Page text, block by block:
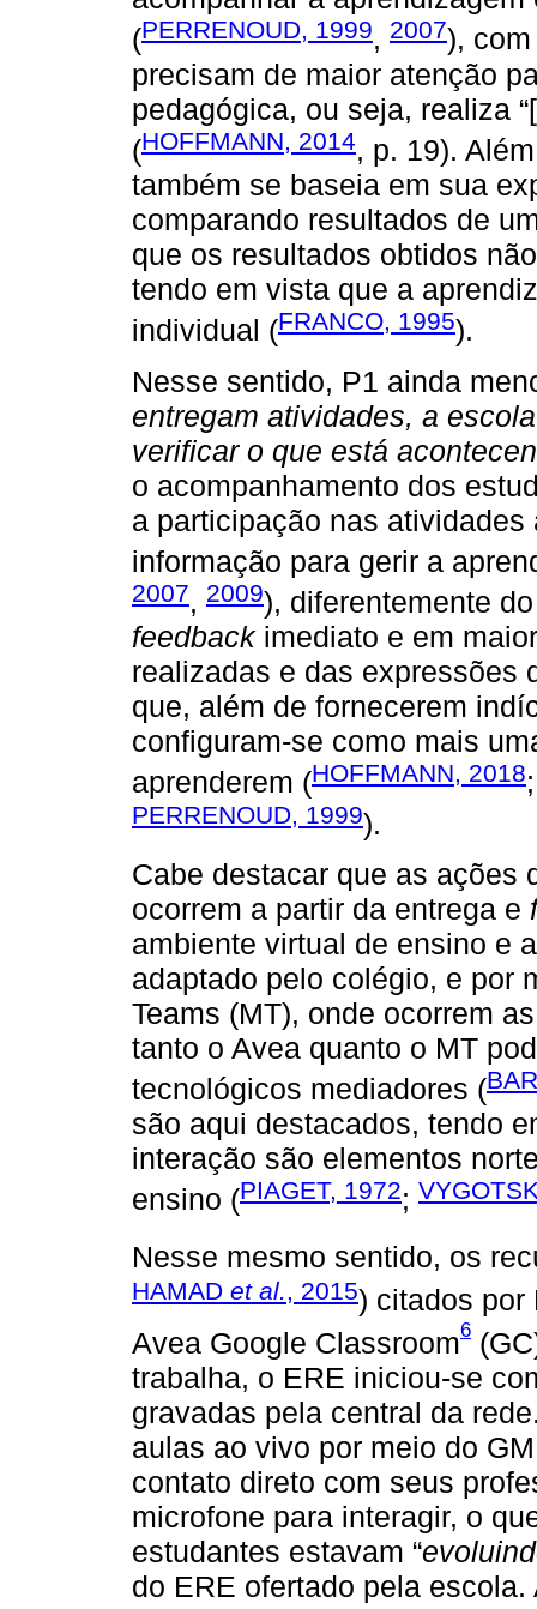
(PERRENOUD, 1999, 2007),
precisam de maior atenção
pedagógica, ou seja, realiza
(HOFFMANN, 2014, p. 19).
também se baseia em sua
comparando resultados de
que os resultados obtidos
tendo em vista que a
individual (FRANCO, 1995).
Nesse sentido, P1 ainda
entregam atividades, a
verificar o que está
o acompanhamento dos
a participação nas
informação para gerir a
2007, 2009), diferentemente
feedbackimediato e em
realizadas e das expressões
que, além de fornecerem
configuram-se como mais
aprenderem (HOFFMANN, 2018
PERRENOUD, 1999).
Cabe destacar que as ações
ocorrem a partir da entrega e
ambiente virtual de ensino e
adaptado pelo colégio, e por
Teams (MT), onde ocorrem
tanto o Avea quanto o MT
tecnológicos mediadores (
são aqui destacados, tendo
interação são elementos
ensino (PIAGET, 1972;
Nesse mesmo sentido, os
HAMAD et al., 2015) citados por
Avea Google Classroom6
trabalha, o ERE iniciou-se
gravadas pela central da
aulas ao vivo por meio do
contato direto com seus
microfone para interagir, o
estudantes estavam “
do ERE ofertado pela